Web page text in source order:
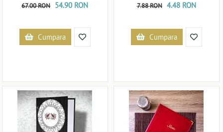
67.00 RON 54.90 RON
Cumpara
7.88 RON 4.48 RON
Cumpara